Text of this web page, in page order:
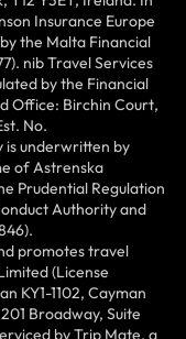
Insurance Europe
the Malta Financial
nib Travel Services
by the Financial
Office: Birchin Court,
No.
is underwritten by
of Astrenska
Prudential Regulation
Authority and
promotes travel
(License
KY1-1102, Cayman
Broadway, Suite
by Trip Mate, a